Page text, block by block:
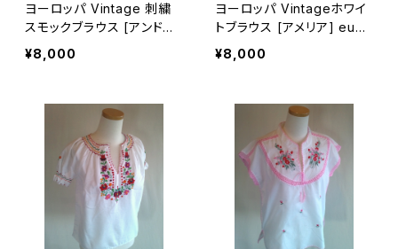
ヨーロッパ Vintage 刺繍
スモックブラウス [アンドレ
ア] eubl0002
¥8,000
ヨーロッパ Vintageホワイ
トブラウス [アメリア] eubl
0004
¥8,000